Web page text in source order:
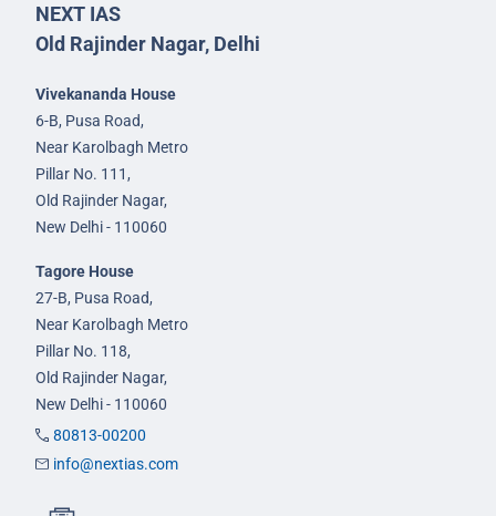
NEXT IAS
Old Rajinder Nagar, Delhi
Vivekananda House
6-B, Pusa Road,
Near Karolbagh Metro
Pillar No. 111,
Old Rajinder Nagar,
New Delhi - 110060
Tagore House
27-B, Pusa Road,
Near Karolbagh Metro
Pillar No. 118,
Old Rajinder Nagar,
New Delhi - 110060
80813-00200
info@nextias.com